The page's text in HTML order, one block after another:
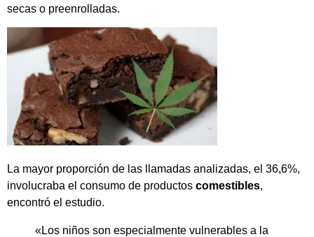
secas o preenrolladas.
La mayor proporción de las llamadas analizadas, el 36,6%,
involucraba el consumo de productos comestibles,
encontró el estudio.
«Los niños son especialmente vulnerables a la